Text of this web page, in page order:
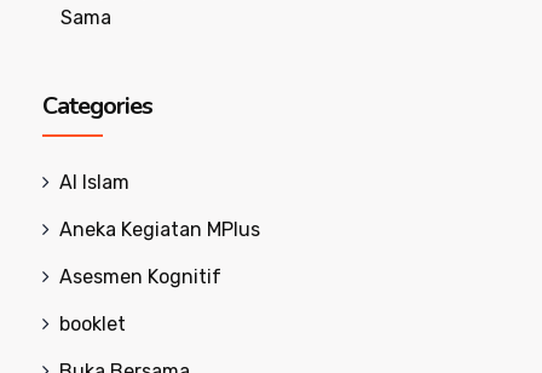
Sama
Categories
Al Islam
Aneka Kegiatan MPlus
Asesmen Kognitif
booklet